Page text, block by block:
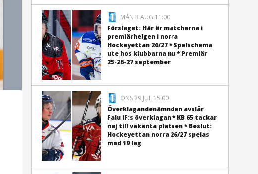
MÅN 3 AUG 11:00
Förslaget: Här är matcherna i
premiärhelgen i norra
Hockeyettan 26/27 * Spelschema
ute hos klubbarna nu * Premiär
25-26-27 september
ONS 29 JUL 15:00
Överklagandenämnden avslår
Falu IF:s överklagan * KB 65 tackar
nej till vakanta platsen * Beslut:
Hockeyettan norra 26/27 spelas
med 19 lag